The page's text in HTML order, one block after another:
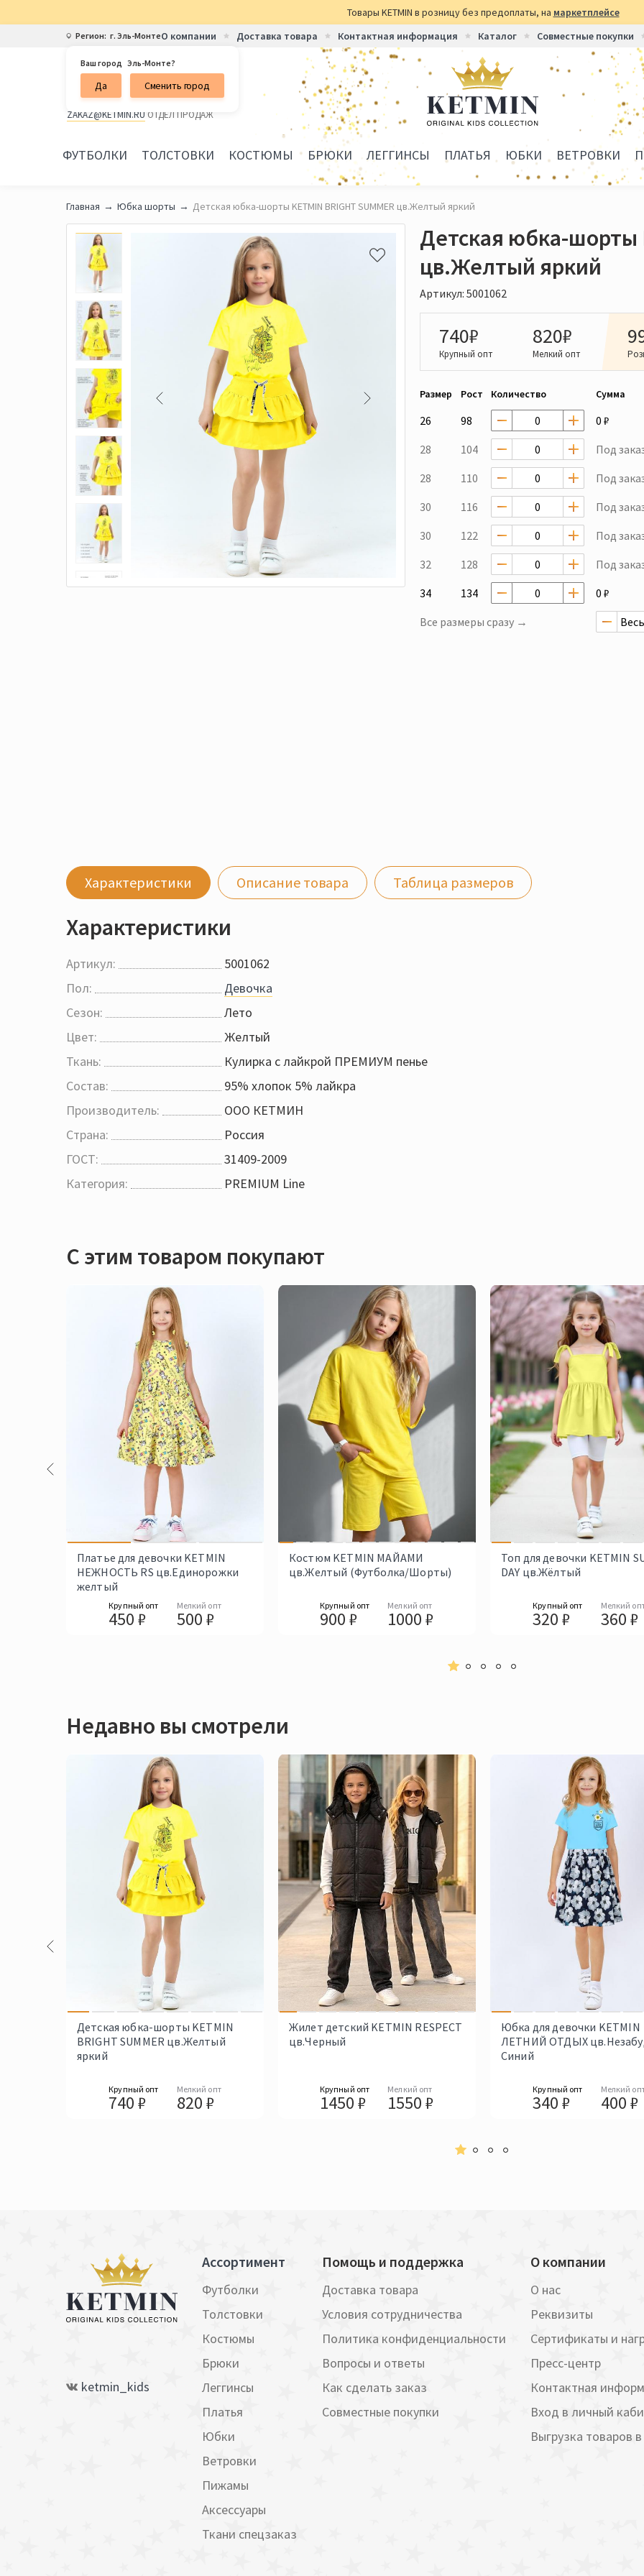
Товары KETMIN в розницу без предоплаты, на маркетплейсе
Регион: г. Эль-Монте
Ваш город Эль-Монте?
Да Сменить город
О компании Доставка товара Контактная информация Каталог Совместные покупки
Бесплатная горячая линия
8 800 101-50-30
ZAKAZ@KETMIN.RU ОТДЕЛ ПРОДАЖ
ФУТБОЛКИ ТОЛСТОВКИ КОСТЮМЫ БРЮКИ ЛЕГГИНСЫ ПЛАТЬЯ ЮБКИ ВЕТРОВКИ
Главная Юбка шорты Детская юбка-шорты KETMIN BRIGHT SUMMER цв.Желтый яркий
Детская юбка-шорты
цв.Желтый яркий
Артикул: 5001062
740₽
Крупный опт
820₽
Мелкий опт
Размер Рост Количество Сумма
26 98
0 ₽
28
104
Под
28
110
Под
30
116
Под
30
122
Под
32
128
Под
34
134
0 ₽
Все размеры сразу →
Характеристики Описание товара Таблица размеров
Характеристики
Артикул:
5001062
Пол:
Девочка
Сезон:
Лето
Цвет:
Желтый
Ткань:
Кулирка с лайкрой ПРЕМИУМ пенье
Состав:
95% хлопок 5% лайкра
Производитель:
ООО КЕТМИН
Страна:
Россия
ГОСТ:
31409-2009
Категория:
PREMIUM Line
С этим товаром покупают
Платье для девочки KETMIN
НЕЖНОСТЬ RS цв.Единорожки
желтый
Крупный опт
450 ₽
Мелкий опт
500 ₽
Костюм KETMIN МАЙАМИ
цв.Желтый (Футболка/Шорты)
Крупный опт
900 ₽
Мелкий опт
1000 ₽
Топ для девочки KETMIN
DAY цв.Жёлтый
Крупный опт
320 ₽
Мелкий
360 ₽
Недавно вы смотрели
Детская юбка-шорты KETMIN
BRIGHT SUMMER цв.Желтый
яркий
Крупный опт
740 ₽
Мелкий опт
820 ₽
Жилет детский KETMIN RESPECT
цв.Черный
Крупный опт
1450 ₽
Мелкий опт
1550 ₽
Юбка для девочки KETMIN
ЛЕТНИЙ ОТДЫХ
Синий
Крупный опт
340 ₽
Мелкий
400 ₽
ketmin_kids
Ассортимент
Футболки
Толстовки
Костюмы
Брюки
Леггинсы
Платья
Юбки
Ветровки
Пижамы
Аксессуары
Ткани спецзаказ
Помощь и поддержка
Доставка товара
Условия сотрудничества
Политика конфиденциальности
Вопросы и ответы
Как сделать заказ
Совместные покупки
О компании
О нас
Реквизиты
Сертификаты и
Пресс-центр
Контактная
Вход в личный
Выгрузка товаров в